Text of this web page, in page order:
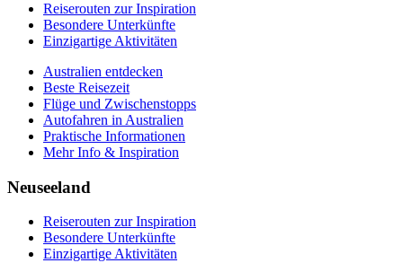
Reiserouten zur Inspiration
Besondere Unterkünfte
Einzigartige Aktivitäten
Australien entdecken
Beste Reisezeit
Flüge und Zwischenstopps
Autofahren in Australien
Praktische Informationen
Mehr Info & Inspiration
Neuseeland
Reiserouten zur Inspiration
Besondere Unterkünfte
Einzigartige Aktivitäten